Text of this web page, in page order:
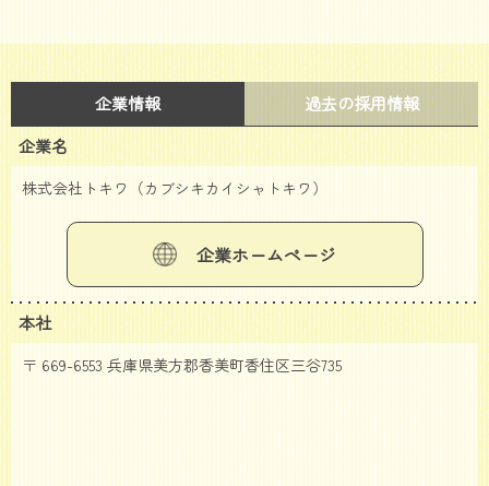
企業情報
過去の採用情報
企業名
株式会社トキワ（カブシキカイシャトキワ）
企業ホームページ
本社
〒 669-6553 兵庫県美方郡香美町香住区三谷735